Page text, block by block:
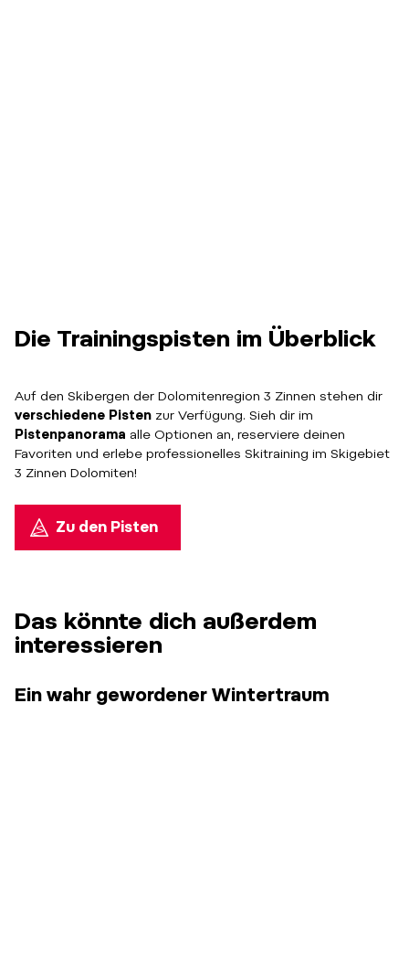
Die Trainingspisten im Überblick
Auf den Skibergen der Dolomitenregion 3 Zinnen stehen dir
verschiedene Pisten zur Verfügung. Sieh dir im
Pistenpanorama alle Optionen an, reserviere deinen
Favoriten und erlebe professionelles Skitraining im Skigebiet
3 Zinnen Dolomiten!
Zu den Pisten
Das könnte dich außerdem
interessieren
Ein wahr gewordener Wintertraum